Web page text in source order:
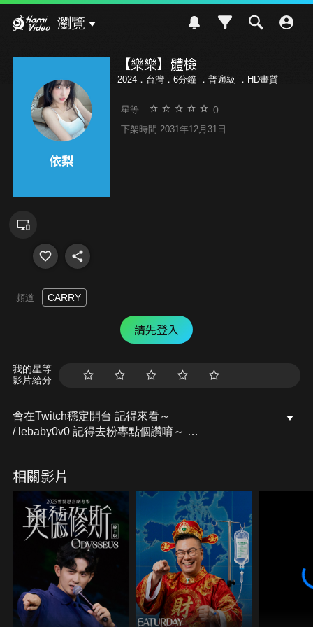
瀏覽
【樂樂】體檢
2024．台灣．6分鐘 ． 普遍級 ．HD畫質
星等 0
下架時間 2031年12月31日
頻道 CARRY
請先登入
我的星等
影片給分
會在Twitch穩定開台 記得來看～
/ lebaby0v0 記得去粉專點個讚唷～
/ lebaby0v0 Instagram：lebaby0v0
/ lebaby0v0 本頻道授權相關請洽詢：
littlefish@mesports.com.tw
若非此窗口授權，一律概不承認。
業務合作請洽：san710501@mesports.com.tw
相關影片